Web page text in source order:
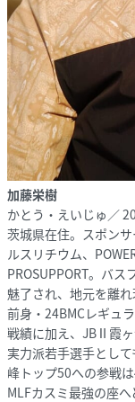
加藤栄樹
かとう・えいじゅ／
茨城県在住。スポン
ルスリチウム、
PROSUPPORT。バ
魅了され、地元を離
前身・24BMCレギュ
戦績に加え、JBⅡ霞
実力派若手選手とし
峰トップ50への参戦
MLFカスミ最強の座へ